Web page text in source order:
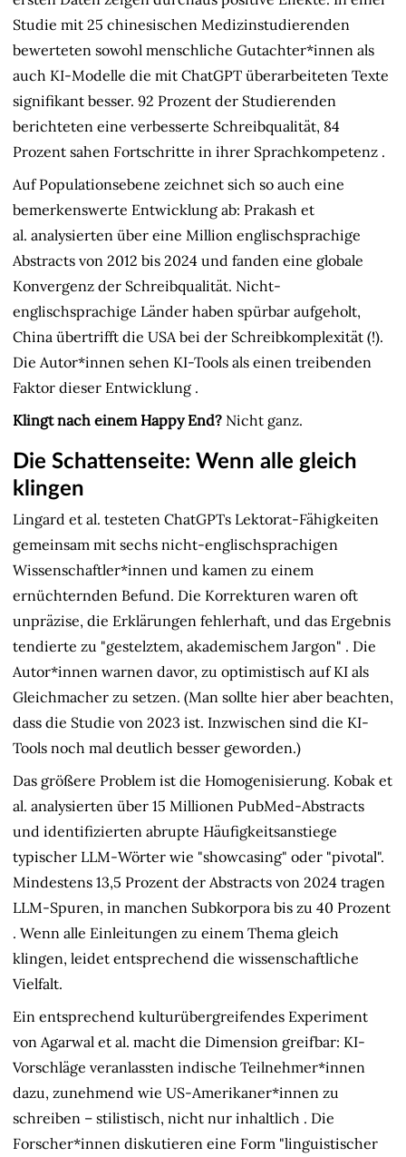
Studie mit 25 chinesischen Medizinstudierenden
bewerteten sowohl menschliche Gutachter*innen als
auch KI-Modelle die mit ChatGPT überarbeiteten Texte
signifikant besser. 92 Prozent der Studierenden
berichteten eine verbesserte Schreibqualität, 84
Prozent sahen Fortschritte in ihrer Sprachkompetenz .
Auf Populationsebene zeichnet sich so auch eine
bemerkenswerte Entwicklung ab: Prakash et
al. analysierten über eine Million englischsprachige
Abstracts von 2012 bis 2024 und fanden eine globale
Konvergenz der Schreibqualität. Nicht-
englischsprachige Länder haben spürbar aufgeholt,
China übertrifft die USA bei der Schreibkomplexität (!).
Die Autor*innen sehen KI-Tools als einen treibenden
Faktor dieser Entwicklung .
Klingt nach einem Happy End? Nicht ganz.
Die Schattenseite: Wenn alle gleich
klingen
Lingard et al. testeten ChatGPTs Lektorat-Fähigkeiten
gemeinsam mit sechs nicht-englischsprachigen
Wissenschaftler*innen und kamen zu einem
ernüchternden Befund. Die Korrekturen waren oft
unpräzise, die Erklärungen fehlerhaft, und das Ergebnis
tendierte zu "gestelztem, akademischem Jargon" . Die
Autor*innen warnen davor, zu optimistisch auf KI als
Gleichmacher zu setzen. (Man sollte hier aber beachten,
dass die Studie von 2023 ist. Inzwischen sind die KI-
Tools noch mal deutlich besser geworden.)
Das größere Problem ist die Homogenisierung. Kobak et
al. analysierten über 15 Millionen PubMed-Abstracts
und identifizierten abrupte Häufigkeitsanstiege
typischer LLM-Wörter wie "showcasing" oder "pivotal".
Mindestens 13,5 Prozent der Abstracts von 2024 tragen
LLM-Spuren, in manchen Subkorpora bis zu 40 Prozent
. Wenn alle Einleitungen zu einem Thema gleich
klingen, leidet entsprechend die wissenschaftliche
Vielfalt.
Ein entsprechend kulturübergreifendes Experiment
von Agarwal et al. macht die Dimension greifbar: KI-
Vorschläge veranlassten indische Teilnehmer*innen
dazu, zunehmend wie US-Amerikaner*innen zu
schreiben – stilistisch, nicht nur inhaltlich . Die
Forscher*innen diskutieren eine Form "linguistischer